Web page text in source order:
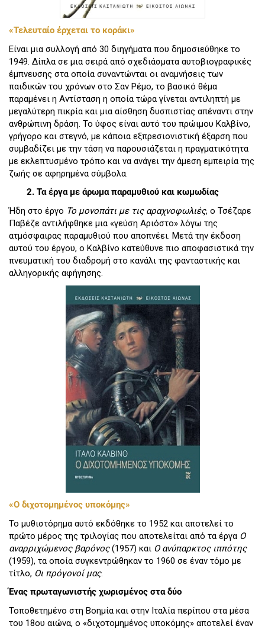
«Τελευταίο έρχεται το κοράκι»
Είναι μια συλλογή από 30 διηγήματα που δημοσιεύθηκε το
1949. Δίπλα σε μια σειρά από σχεδιάσματα αυτοβιογραφικές
έμπνευσης στα οποία συναντώνται οι αναμνήσεις των
παιδικών του χρόνων στο Σαν Ρέμο, το βασικό θέμα
παραμένει η Αντίσταση η οποία τώρα γίνεται αντιληπτή με
μεγαλύτερη πικρία και μια αίσθηση δυσπιστίας απέναντι στην
ανθρώπινη δράση. Το ύφος είναι αυτό του πρώιμου Καλβίνο,
γρήγορο και στεγνό, με κάποια εξπρεσιονιστική έξαρση που
συμβαδίζει με την τάση να παρουσιάζεται η πραγματικότητα
με εκλεπτυσμένο τρόπο και να ανάγει την άμεση εμπειρία της
ζωής σε αφηρημένα σύμβολα.
2. Τα έργα με άρωμα παραμυθιού και κωμωδίας
Ήδη στο έργο Το μονοπάτι με τις αραχνοφωλιές, ο Τσέζαρε
Παβέζε αντιλήφθηκε μια «γεύση Αριόστο» λόγω της
ατμόσφαιρας παραμυθιού που αποπνέει. Μετά την έκδοση
αυτού του έργου, ο Καλβίνο κατεύθυνε πιο αποφασιστικά την
πνευματική του διαδρομή στο κανάλι της φανταστικής και
αλληγορικής αφήγησης.
«Ο διχοτομημένος υποκόμης»
Το μυθιστόρημα αυτό εκδόθηκε το 1952 και αποτελεί το
πρώτο μέρος της τριλογίας που αποτελείται από τα έργα Ο
αναρριχώμενος βαρόνος(1957) και Ο ανύπαρκτος ιππότης
(1959), τα οποία συγκεντρώθηκαν το 1960 σε έναν τόμο με
τίτλο, Οι πρόγονοί μας.
Ένας πρωταγωνιστής χωρισμένος στα δύο
Τοποθετημένο στη Βοημία και στην Ιταλία περίπου στα μέσα
του 18ου αιώνα, ο «διχοτομημένος υποκόμης» αποτελεί έναν